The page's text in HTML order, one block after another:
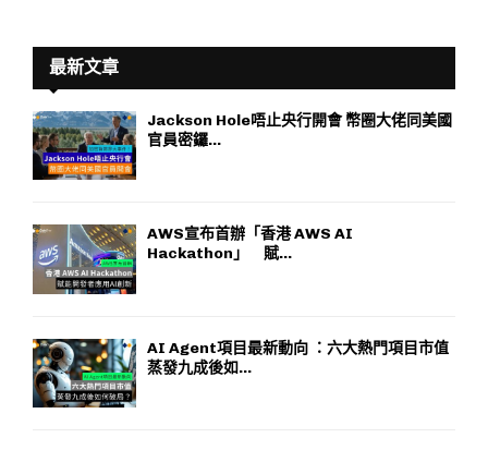
最新文章
Jackson Hole唔止央行開會 幣圈大佬同美國
官員密鑼...
AWS宣布首辦「香港 AWS AI
Hackathon」 賦...
AI Agent項目最新動向 ：六大熱門項目市值
蒸發九成後如...